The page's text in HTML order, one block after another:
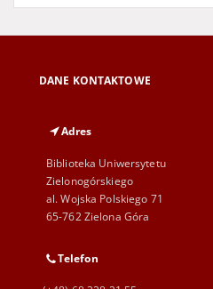
DANE KONTAKTOWE
Adres
Biblioteka Uniwersytetu
Zielonogórskiego
al. Wojska Polskiego 71
65-762 Zielona Góra
Telefon